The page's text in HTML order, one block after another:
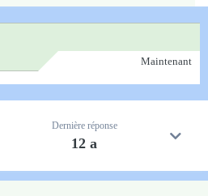
Maintenant
Dernière réponse
12 a